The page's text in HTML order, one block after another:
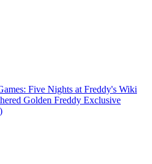
Five Nights at Freddy's Wiki
Golden Freddy Exclusive